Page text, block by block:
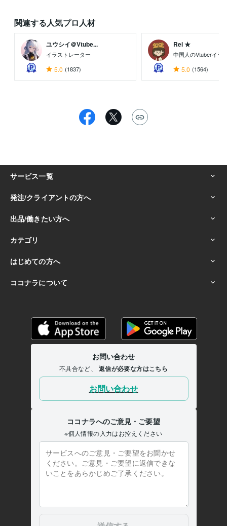
関連する人気プロ人材
ユウシイ＠Vtube...
イラストレーター
5.0 (1837)
Rei ★
中国人のVtuberイラ
5.0 (1564)